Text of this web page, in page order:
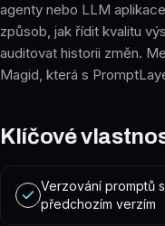
agenty nebo LLM
způsob, jak řídit kvalitu
auditovat historii změn.
Magid, která s
Klíčové
Verzování promptů
předchozím verzím